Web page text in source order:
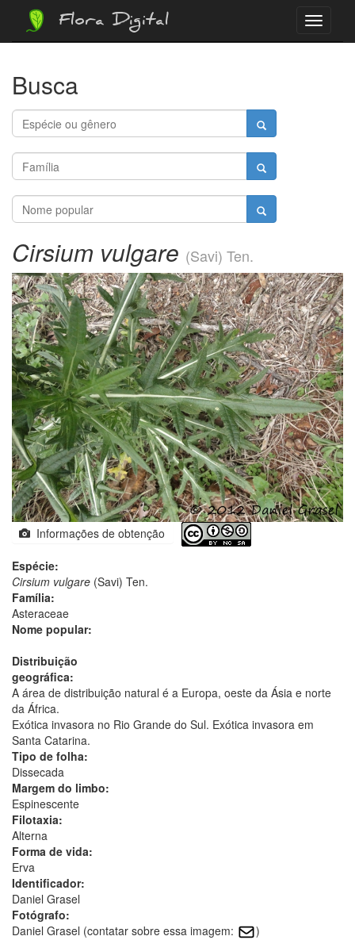
Menu
Flora Digital
Busca
Cirsium vulgare (Savi) Ten.
Informações de obtenção
Espécie:
Cirsium vulgare (Savi) Ten.
Família:
Asteraceae
Nome popular:
Distribuição
geográfica:
A área de distribuição natural é a Europa, oeste da Ásia e norte
da África.
Exótica invasora no Rio Grande do Sul. Exótica invasora em
Santa Catarina.
Tipo de folha:
Dissecada
Margem do limbo:
Espinescente
Filotaxia:
Alterna
Forma de vida:
Erva
Identificador:
Daniel Grasel
Fotógrafo:
Daniel Grasel (contatar sobre essa imagem:
)